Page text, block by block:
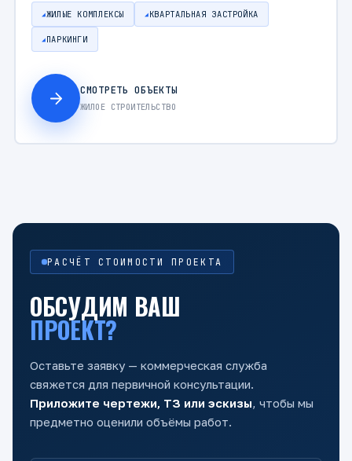
ЖИЛЫЕ КОМПЛЕКСЫ КВАРТАЛЬНАЯ ЗАСТРОЙКА
ПАРКИНГИ
СМОТРЕТЬ ОБЪЕКТЫ
ЖИЛОЕ СТРОИТЕЛЬСТВО
РАСЧЁТ СТОИМОСТИ ПРОЕКТА
ОБСУДИМ ВАШ
ПРОЕКТ?
Оставьте заявку — коммерческая служба
свяжется для первичной консультации.
Приложите чертежи, ТЗ или эскизы, чтобы мы
предметно оценили объёмы работ.